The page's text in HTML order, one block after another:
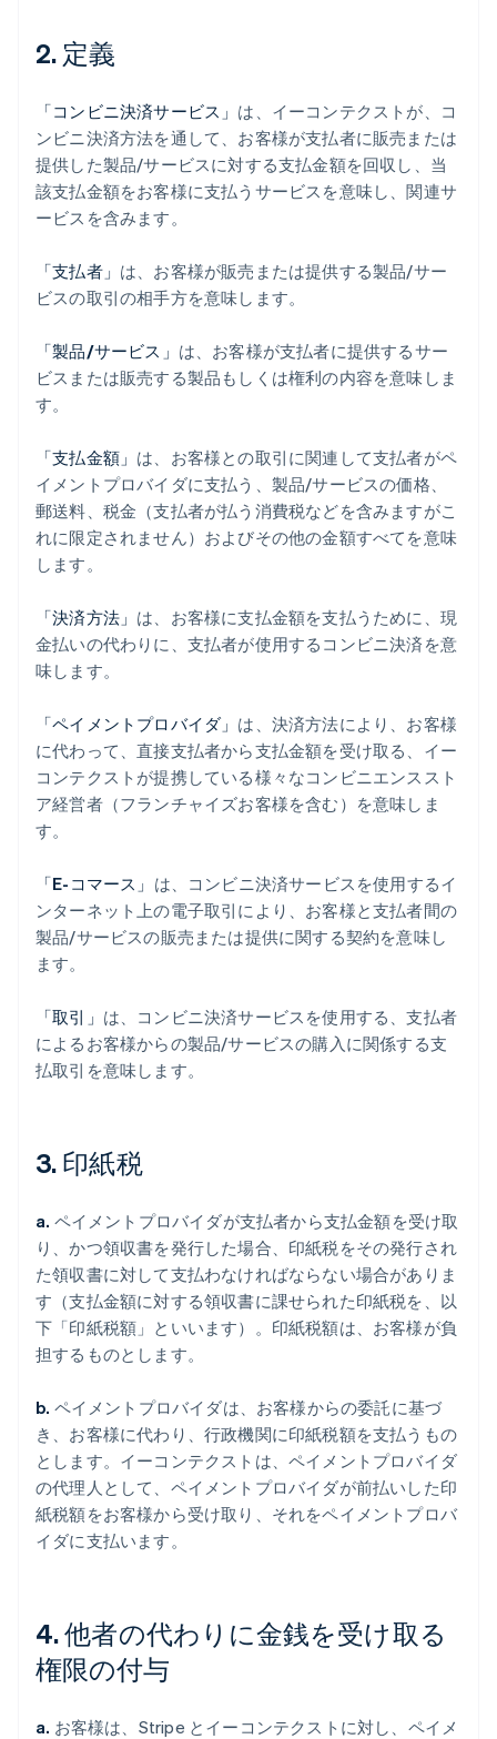
2. 定義
「コンビニ決済サービス」 は、イーコンテクストが、コ
ンビニ決済方法を通して、お客様が支払者に販売または
提供した製品/サービスに対する支払金額を回収し、当
該支払金額をお客様に支払うサービスを意味し、関連サ
ービスを含みます。
「支払者」 は、お客様が販売または提供する製品/サー
ビスの取引の相手方を意味します。
「製品/サービス」 は、お客様が支払者に提供するサー
ビスまたは販売する製品もしくは権利の内容を意味しま
す。
「支払金額」 は、お客様との取引に関連して支払者がペ
イメントプロバイダに支払う、製品/サービスの価格、
郵送料、税金（支払者が払う消費税などを含みますがこ
れに限定されません）およびその他の金額すべてを意味
します。
「決済方法」 は、お客様に支払金額を支払うために、現
金払いの代わりに、支払者が使用するコンビニ決済を意
味します。
「ペイメントプロバイダ」 は、決済方法により、お客様
に代わって、直接支払者から支払金額を受け取る、イー
コンテクストが提携している様々なコンビニエンススト
ア経営者（フランチャイズお客様を含む）を意味しま
す。
「E-コマース」 は、コンビニ決済サービスを使用するイ
ンターネット上の電子取引により、お客様と支払者間の
製品/サービスの販売または提供に関する契約を意味し
ます。
「取引」 は、コンビニ決済サービスを使用する、支払者
によるお客様からの製品/サービスの購入に関係する支
払取引を意味します。
3. 印紙税
a. ペイメントプロバイダが支払者から支払金額を受け取
り、かつ領収書を発行した場合、印紙税をその発行され
た領収書に対して支払わなければならない場合がありま
す（支払金額に対する領収書に課せられた印紙税を、以
下「印紙税額」といいます）。印紙税額は、お客様が負
担するものとします。
b. ペイメントプロバイダは、お客様からの委託に基づ
き、お客様に代わり、行政機関に印紙税額を支払うもの
とします。イーコンテクストは、ペイメントプロバイダ
の代理人として、ペイメントプロバイダが前払いした印
紙税額をお客様から受け取り、それをペイメントプロバ
イダに支払います。
4. 他者の代わりに金銭を受け取る
権限の付与
a. お客様は、Stripe とイーコンテクストに対し、ペイメ